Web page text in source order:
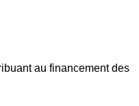
au financement des